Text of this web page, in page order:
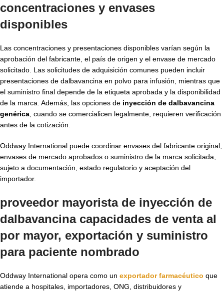
concentraciones y envases
disponibles
Las concentraciones y presentaciones disponibles varían según la
aprobación del fabricante, el país de origen y el envase de mercado
solicitado. Las solicitudes de adquisición comunes pueden incluir
presentaciones de dalbavancina en polvo para infusión, mientras que
el suministro final depende de la etiqueta aprobada y la disponibilidad
de la marca. Además, las opciones de inyección de dalbavancina
genérica , cuando se comercialicen legalmente, requieren verificación
antes de la cotización.
Oddway International puede coordinar envases del fabricante original,
envases de mercado aprobados o suministro de la marca solicitada,
sujeto a documentación, estado regulatorio y aceptación del
importador.
proveedor mayorista de inyección de
dalbavancinacapacidades de venta al
por mayor, exportación y suministro
para paciente nombrado
Oddway International opera como un exportador farmacéutico que
atiende a hospitales, importadores, ONG, distribuidores y